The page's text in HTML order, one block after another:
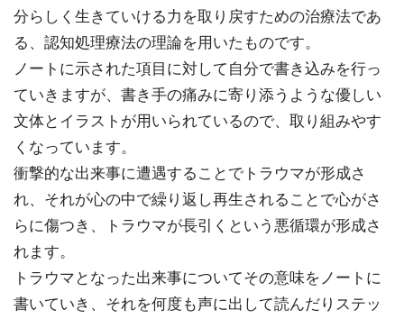
分らしく生きていける力を取り戻すための治療法であ
る、認知処理療法の理論を用いたものです。
ノートに示された項目に対して自分で書き込みを行っ
ていきますが、書き手の痛みに寄り添うような優しい
文体とイラストが用いられているので、取り組みやす
くなっています。
衝撃的な出来事に遭遇することでトラウマが形成さ
れ、それが心の中で繰り返し再生されることで心がさ
らに傷つき、トラウマが長引くという悪循環が形成さ
れます。
トラウマとなった出来事についてその意味をノートに
書いていき、それを何度も声に出して読んだりステッ